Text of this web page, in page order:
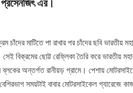
প্রসেনজিৎ এর।
চাঁদের মাটিতে পা রাখার পর চাঁদের ছবি ভারতীয়
বিক্রমের ছোট্ট রেফ্লিকা তৈরি করে ভারতীয়
অন্তর্গত রানীয়ড় গ্রামে। পেশায়
সময়টাই বাবার মোটরসাইকেল গ্যারেজে